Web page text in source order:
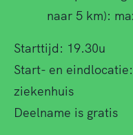
naar 5 km):
Starttijd: 19.30u
Start- en
ziekenhuis
Deelname is gratis